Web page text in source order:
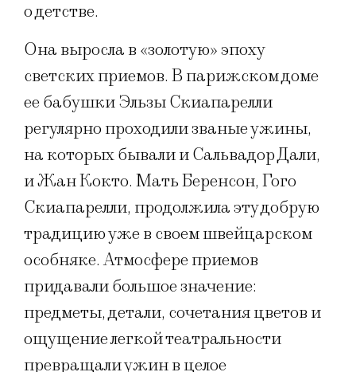
о детстве.
Она выросла в «золотую» эпоху
светских приемов. В парижском доме
ее бабушки Эльзы Скиапарелли
регулярно проходили званые ужины,
на которых бывали и Сальвадор Дали,
и Жан Кокто. Мать Беренсон, Гого
Скиапарелли, продолжила эту добрую
традицию уже в своем швейцарском
особняке. Атмосфере приемов
придавали большое значение:
предметы, детали, сочетания цветов и
ощущение легкой театральности
превращали ужин в целое